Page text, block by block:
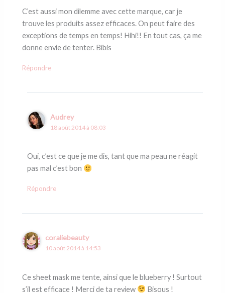
C’est aussi mon dilemme avec cette marque, car je
trouve les produits assez efficaces. On peut faire des
exceptions de temps en temps! Hihi!! En tout cas, ça me
donne envie de tenter. Bibis
Répondre
Audrey
18 août 2014 à 08:03
Oui, c’est ce que je me dis, tant que ma peau ne réagit
pas mal c’est bon
Répondre
coraliebeauty
10 août 2014 à 14:53
Ce sheet mask me tente, ainsi que le blueberry ! Surtout
s’il est efficace ! Merci de ta review
Bisous !